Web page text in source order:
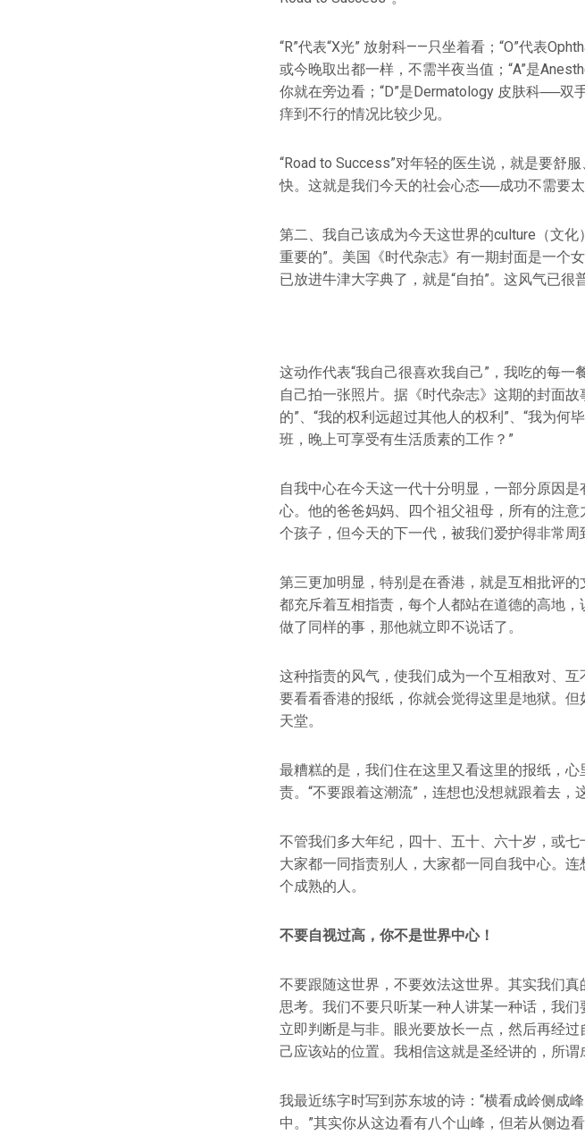
“R”代表“X光” 放射科——只坐着看；“O”代表
或今晚取出都一样，不需半夜当值；“A”是
你就在旁边看；“D”是Dermatology 皮肤科──双
痒到不行的情况比较少见。
“Road to Success”对年轻的医生说，就是要舒
快。这就是我们今天的社会心态──成功不需要太
第二、我自己该成为今天这世界的culture（文化
重要的”。美国《时代杂志》有一期封面是一个
已放进牛津大字典了，就是“自拍”。这风气已很
这动作代表“我自己很喜欢我自己”，我吃的每
自己拍一张照片。据《时代杂志》这期的封面
的”、“我的权利远超过其他人的权利”、“我为何
班，晚上可享受有生活质素的工作？”
自我中心在今天这一代十分明显，一部分原因
心。他的爸爸妈妈、四个祖父祖母，所有的注
个孩子，但今天的下一代，被我们爱护得非常周
第三更加明显，特别是在香港，就是互相批评
都充斥着互相指责，每个人都站在道德的高地
做了同样的事，那他就立即不说话了。
这种指责的风气，使我们成为一个互相敌对、
要看看香港的报纸，你就会觉得这里是地狱。
天堂。
最糟糕的是，我们住在这里又看这里的报纸，
责。“不要跟着这潮流”，连想也没想就跟着去，
不管我们多大年纪，四十、五十、六十岁，或
大家都一同指责别人，大家都一同自我中心。
个成熟的人。
不要自视过高，你不是世界中心！
不要跟随这世界，不要效法这世界。其实我们
思考。我们不要只听某一种人讲某一种话，我
立即判断是与非。眼光要放长一点，然后再经过
己应该站的位置。我相信这就是圣经讲的，所谓
我最近练字时写到苏东坡的诗：“横看成岭侧成
中。”其实你从这边看有八个山峰，但若从侧边